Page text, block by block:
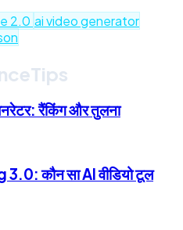
2.0 ai video generator
रैंकिंग और तुलना
कौन सा AI वीडियो टूल